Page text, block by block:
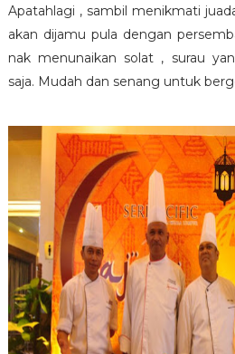
Apatahlagi , sambil menikmati
akan dijamu pula dengan
nak menunaikan solat , surau
saja. Mudah dan senang untuk